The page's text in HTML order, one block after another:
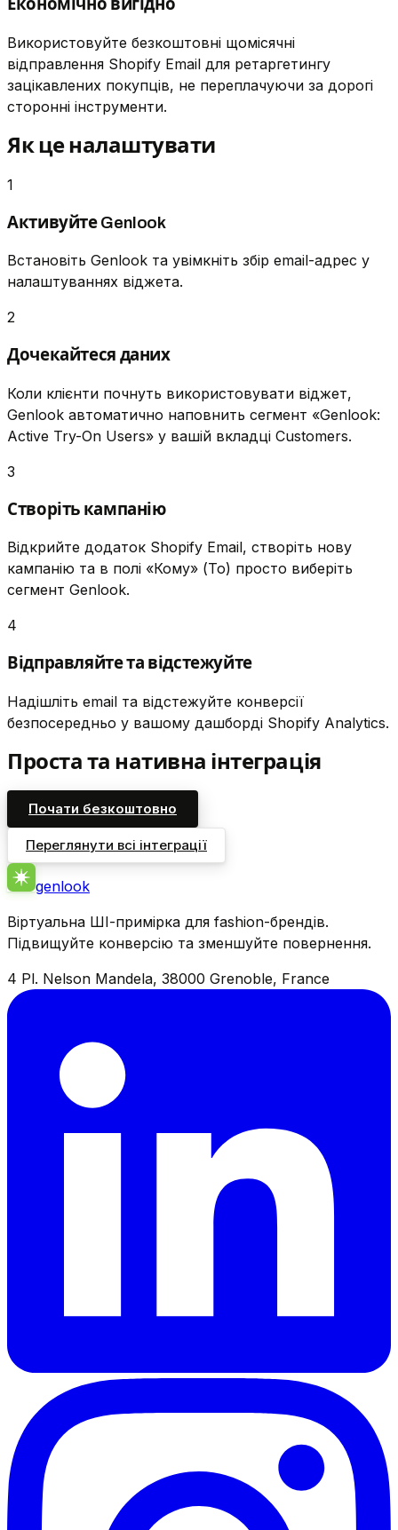
Економічно вигідно
Використовуйте безкоштовні щомісячні
відправлення Shopify Email для ретаргетингу
зацікавлених покупців, не переплачуючи за дорогі
сторонні інструменти.
Як це налаштувати
1
Активуйте Genlook
Встановіть Genlook та увімкніть збір email-адрес у
налаштуваннях віджета.
2
Дочекайтеся даних
Коли клієнти почнуть використовувати віджет,
Genlook автоматично наповнить сегмент «Genlook:
Active Try-On Users» у вашій вкладці Customers.
3
Створіть кампанію
Відкрийте додаток Shopify Email, створіть нову
кампанію та в полі «Кому» (To) просто виберіть
сегмент Genlook.
4
Відправляйте та відстежуйте
Надішліть email та відстежуйте конверсії
безпосередньо у вашому дашборді Shopify Analytics.
Проста та нативна інтеграція
Почати безкоштовно
Переглянути всі інтеграції
genlook
Віртуальна ШІ-примірка для fashion-брендів.
Підвищуйте конверсію та зменшуйте повернення.
4 Pl. Nelson Mandela, 38000 Grenoble, France